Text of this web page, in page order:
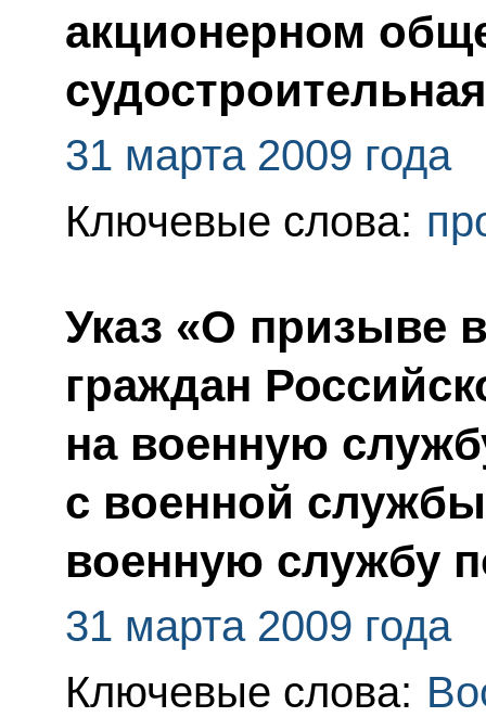
акционерном
31 марта 2009 года
Ключевые слова:
Указ «О призыве
граждан
на военную
с военной
военную службу
31 марта 2009 года
Ключевые слова: